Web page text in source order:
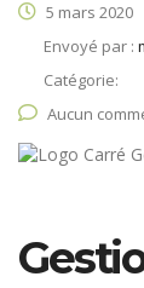
5 mars 2020
Envoyé par :
Catégorie:
Aucun